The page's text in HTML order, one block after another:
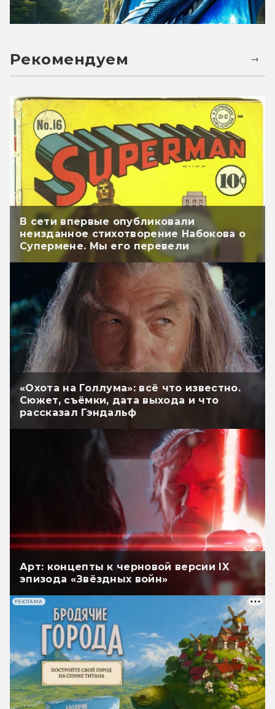
Рекомендуем
В сети впервые опубликовали
неизданное стихотворение Набокова о
Супермене. Мы его перевели
«Охота на Голлума»: всё что известно.
Сюжет, съёмки, дата выхода и что
рассказал Гэндальф
Арт: концепты к черновой версии IX
эпизода «Звёздных войн»
РЕКЛАМА